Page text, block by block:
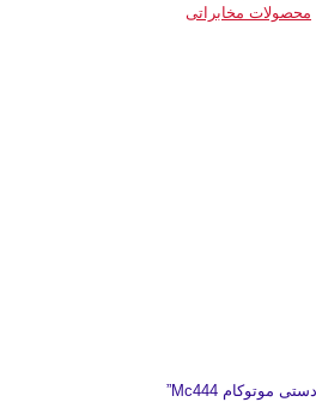
محصولات مخابراتی